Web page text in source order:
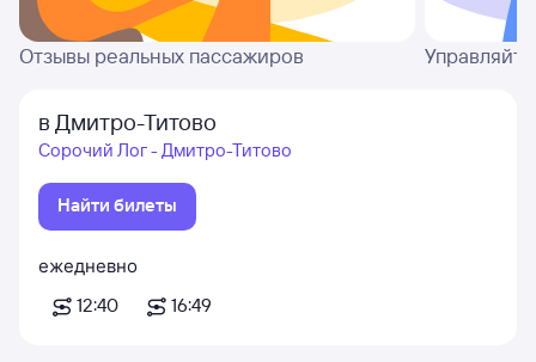
Отзывы реальных пассажиров
в Дмитро-Титово
Сорочий Лог - Дмитро-Титово
Найти билеты
ежедневно
12:40
16:49